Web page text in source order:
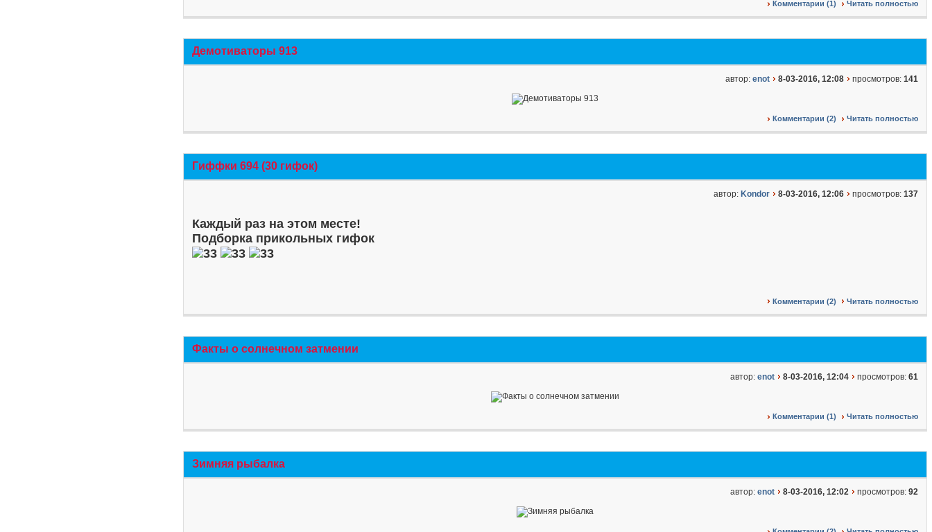
Комментарии (1) Читать полностью
Демотиваторы 913
автор: enot 8-03-2016, 12:08 просмотров: 141
Комментарии (2) Читать полностью
Гиффки 694 (30 гифок)
автор: Kondor 8-03-2016, 12:06 просмотров: 137
Каждый раз на этом месте!
Подборка прикольных гифок
Комментарии (2) Читать полностью
Факты о солнечном затмении
автор: enot 8-03-2016, 12:04 просмотров: 61
Комментарии (1) Читать полностью
Зимняя рыбалка
автор: enot 8-03-2016, 12:02 просмотров: 92